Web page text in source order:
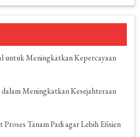
untuk Meningkatkan Kepercayaan
Meningkatkan Kesejahteraan
Tanam Padi agar Lebih Efisien